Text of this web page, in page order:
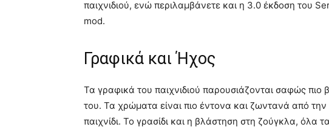
παιχνιδιού, ενώ περιλαμβάνετε και η 3.0 έκδοση του
mod.
Γραφικά και Ήχος
Τα γραφικά του παιχνιδιού παρουσιάζονται σαφώς
του. Τα χρώματα είναι πιο έντονα και ζωντανά από την
παιχνίδι. Το γρασίδι και η βλάστηση στη ζούγκλα, όλα